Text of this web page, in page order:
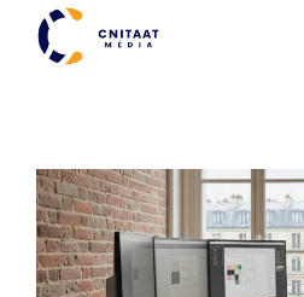
Aller
contenu